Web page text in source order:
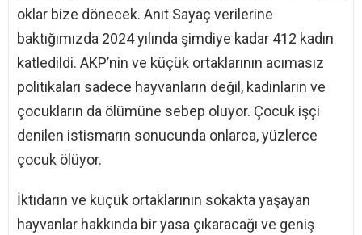
oklar bize dönecek. Anıt Sayaç verilerine
baktığımızda 2024 yılında şimdiye kadar 412 kadın
katledildi. AKP’nin ve küçük ortaklarının acımasız
politikaları sadece hayvanların değil, kadınların ve
çocukların da ölümüne sebep oluyor. Çocuk işçi
denilen istismarın sonucunda onlarca, yüzlerce
çocuk ölüyor.
İktidarın ve küçük ortaklarının sokakta yaşayan
hayvanlar hakkında bir yasa çıkaracağı ve geniş